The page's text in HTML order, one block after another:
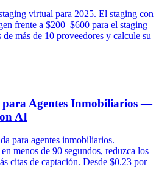
virtual para 2025. El staging con
frente a $200–$600 para el staging
más de 10 proveedores y calcule su
para Agentes Inmobiliarios —
AI
para agentes inmobiliarios.
menos de 90 segundos, reduzca los
citas de captación. Desde $0.23 por